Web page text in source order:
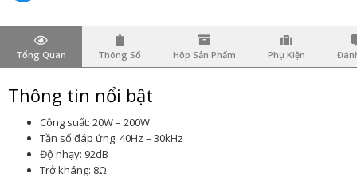
Tổng Quan Thông Số Hộp Sản Phẩm Phụ Kiện
Thông tin nổi bật
Công suất: 20W – 200W
Tần số đáp ứng: 40Hz – 30kHz
Độ nhạy: 92dB
Trở kháng: 8Ω